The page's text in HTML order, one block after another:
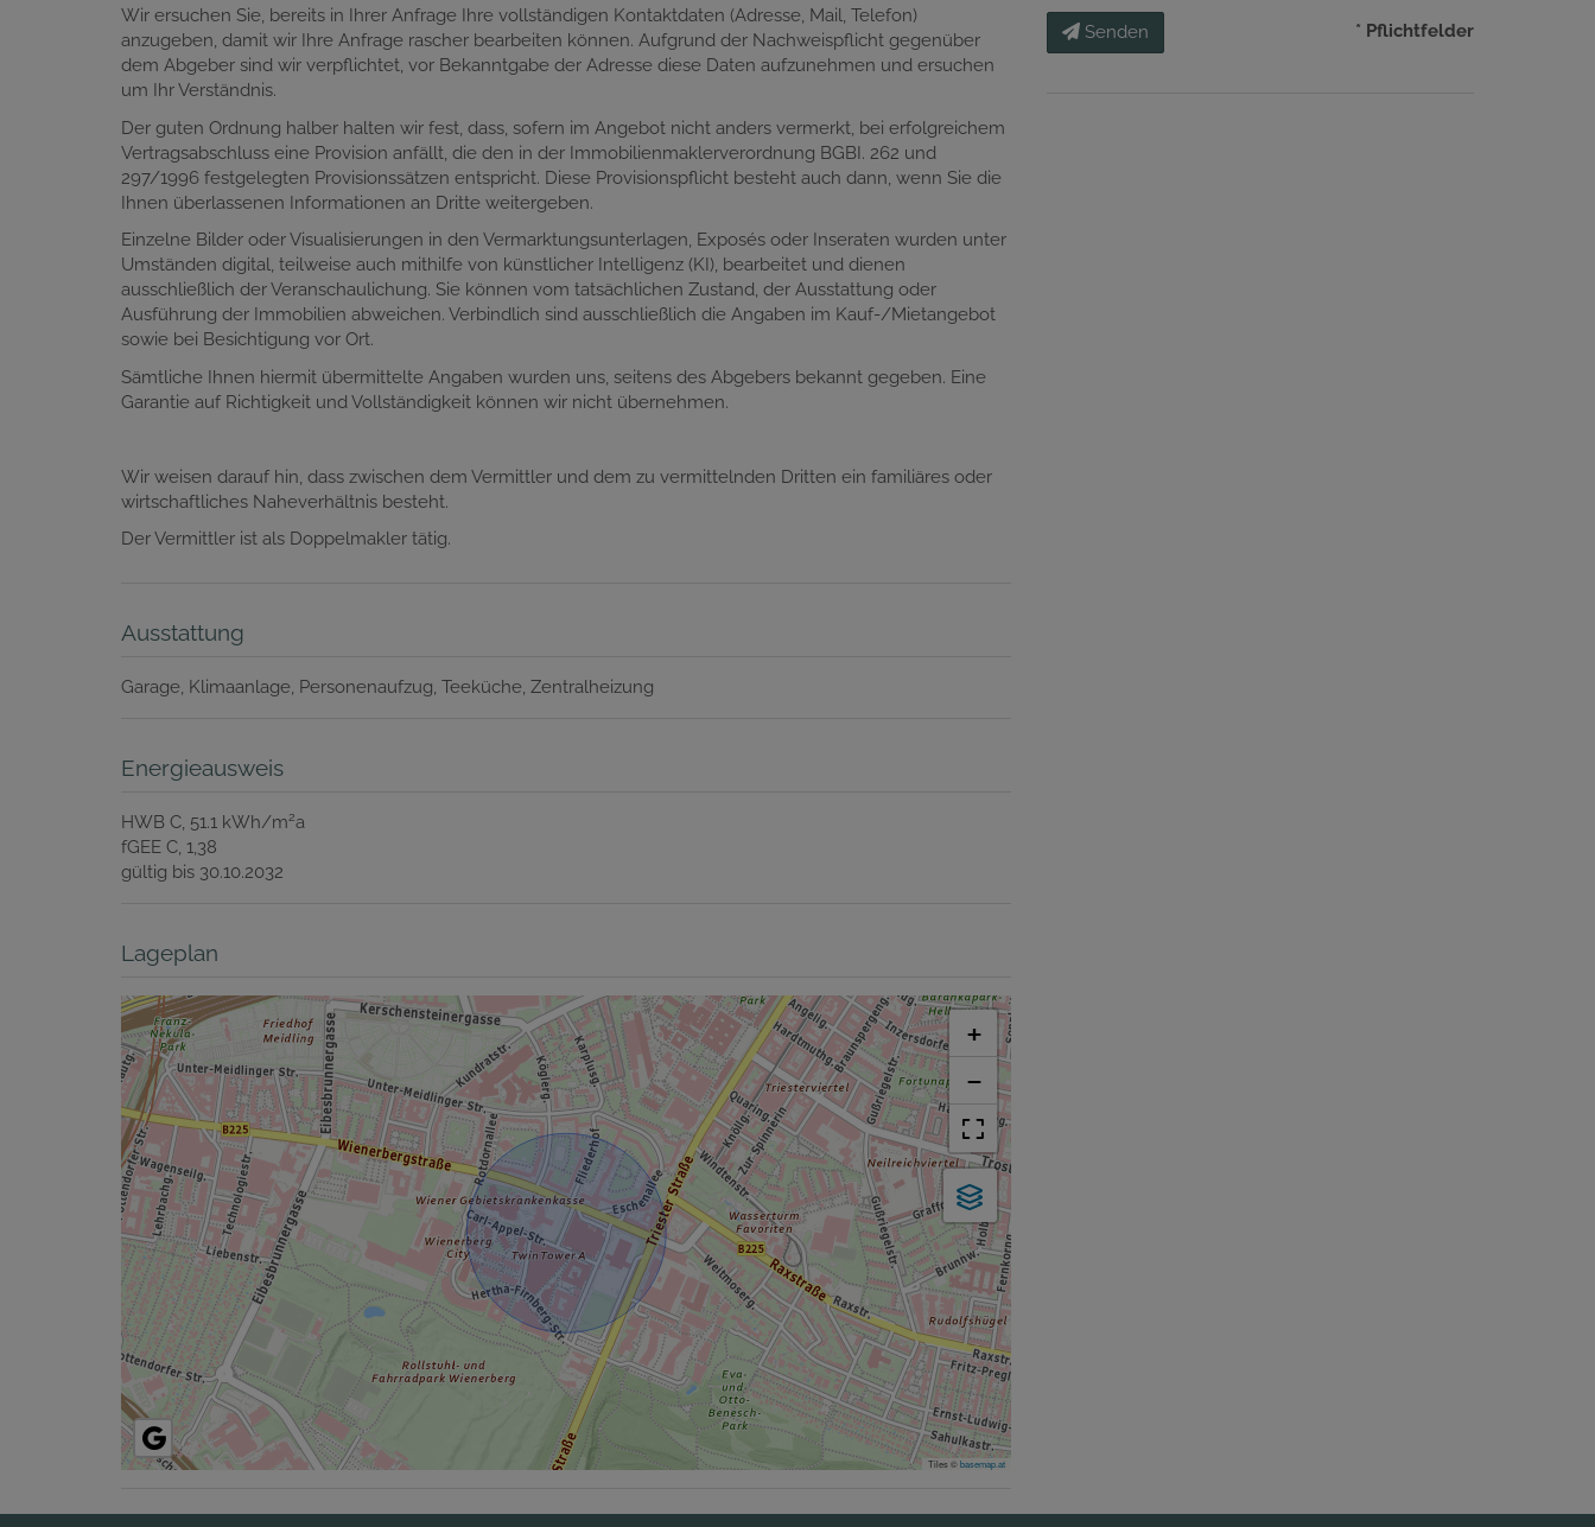
Wir ersuchen Sie, bereits in Ihrer Anfrage Ihre vollständigen Kontaktdaten (Adresse, Mail, Telefon)
anzugeben, damit wir Ihre Anfrage rascher bearbeiten können. Aufgrund der Nachweispflicht gegenüber
dem Abgeber sind wir verpflichtet, vor Bekanntgabe der Adresse diese Daten aufzunehmen und ersuchen
um Ihr Verständnis.
Der guten Ordnung halber halten wir fest, dass, sofern im Angebot nicht anders vermerkt, bei erfolgreichem
Vertragsabschluss eine Provision anfällt, die den in der Immobilienmaklerverordnung BGBI. 262 und
297/1996 festgelegten Provisionssätzen entspricht. Diese Provisionspflicht besteht auch dann, wenn Sie die
Ihnen überlassenen Informationen an Dritte weitergeben.
Einzelne Bilder oder Visualisierungen in den Vermarktungsunterlagen, Exposés oder Inseraten wurden unter
Umständen digital, teilweise auch mithilfe von künstlicher Intelligenz (KI), bearbeitet und dienen
ausschließlich der Veranschaulichung. Sie können vom tatsächlichen Zustand, der Ausstattung oder
Ausführung der Immobilien abweichen. Verbindlich sind ausschließlich die Angaben im Kauf-/Mietangebot
sowie bei Besichtigung vor Ort.
Sämtliche Ihnen hiermit übermittelte Angaben wurden uns, seitens des Abgebers bekannt gegeben. Eine
Garantie auf Richtigkeit und Vollständigkeit können wir nicht übernehmen.
Wir weisen darauf hin, dass zwischen dem Vermittler und dem zu vermittelnden Dritten ein familiäres oder
wirtschaftliches Naheverhältnis besteht.
Der Vermittler ist als Doppelmakler tätig.
Ausstattung
Garage Klimaanlage Personenaufzug Teeküche Zentralheizung
Energieausweis
HWB C, 51.1 kWh/m2a
fGEE C, 1,38
gültig bis 30.10.2032
Lageplan
+
−
Tiles ©basemap.at
Senden * Pflichtfelder